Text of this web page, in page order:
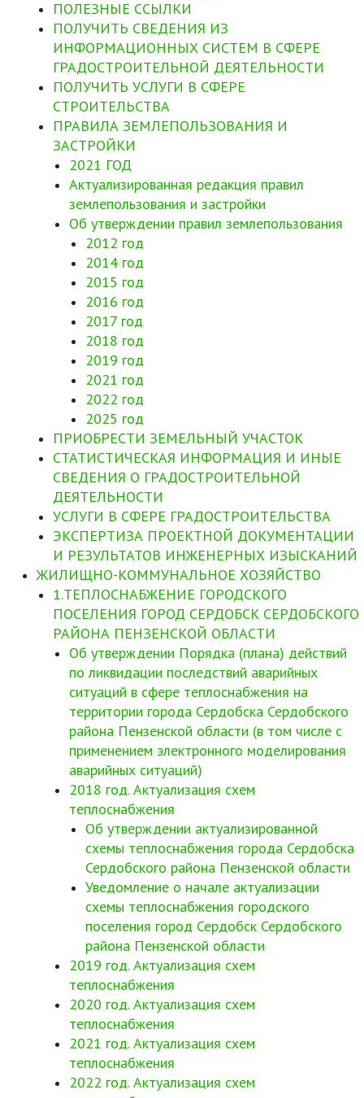
ПОЛЕЗНЫЕ ССЫЛКИ
ПОЛУЧИТЬ СВЕДЕНИЯ ИЗ
ИНФОРМАЦИОННЫХ СИСТЕМ В СФЕРЕ
ГРАДОСТРОИТЕЛЬНОЙ ДЕЯТЕЛЬНОСТИ
ПОЛУЧИТЬ УСЛУГИ В СФЕРЕ
СТРОИТЕЛЬСТВА
ПРАВИЛА ЗЕМЛЕПОЛЬЗОВАНИЯ И
ЗАСТРОЙКИ
2021 ГОД
Актуализированная редакция правил
землепользования и застройки
Об утверждении правил землепользования
2012 год
2014 год
2015 год
2016 год
2017 год
2018 год
2019 год
2021 год
2022 год
2025 год
ПРИОБРЕСТИ ЗЕМЕЛЬНЫЙ УЧАСТОК
СТАТИСТИЧЕСКАЯ ИНФОРМАЦИЯ И ИНЫЕ
СВЕДЕНИЯ О ГРАДОСТРОИТЕЛЬНОЙ
ДЕЯТЕЛЬНОСТИ
УСЛУГИ В СФЕРЕ ГРАДОСТРОИТЕЛЬСТВА
ЭКСПЕРТИЗА ПРОЕКТНОЙ ДОКУМЕНТАЦИИ
И РЕЗУЛЬТАТОВ ИНЖЕНЕРНЫХ ИЗЫСКАНИЙ
ЖИЛИЩНО-КОММУНАЛЬНОЕ ХОЗЯЙСТВО
1.ТЕПЛОСНАБЖЕНИЕ ГОРОДСКОГО
ПОСЕЛЕНИЯ ГОРОД СЕРДОБСК СЕРДОБСКОГО
РАЙОНА ПЕНЗЕНСКОЙ ОБЛАСТИ
Об утверждении Порядка (плана) действий
по ликвидации последствий аварийных
ситуаций в сфере теплоснабжения на
территории города Сердобска Сердобского
района Пензенской области (в том числе с
применением электронного моделирования
аварийных ситуаций)
2018 год. Актуализация схем
теплоснабжения
Об утверждении актуализированной
схемы теплоснабжения города Сердобска
Сердобского района Пензенской области
Уведомление о начале актуализации
схемы теплоснабжения городского
поселения город Сердобск Сердобского
района Пензенской области
2019 год. Актуализация схем
теплоснабжения
2020 год. Актуализация схем
теплоснабжения
2021 год. Актуализация схем
теплоснабжения
2022 год. Актуализация схем